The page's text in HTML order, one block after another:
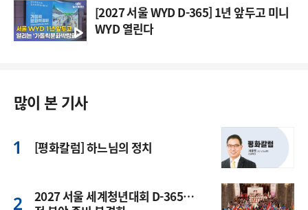
[2027 서울 WYD D-365] 1년 앞두고 미니
WYD 열린다
많이 본 기사
[평화칼럼] 하느님의 정치
2027 서울 세계청년대회 D-365…